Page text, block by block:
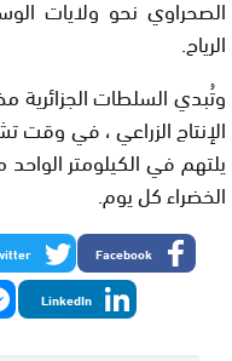
الصحراوي نحو ولايات
الرياح.
وتُبدي السلطات
الإنتاج الزراعي ، في وقت
الخضراء كل يوم.
Facebook
LinkedIn